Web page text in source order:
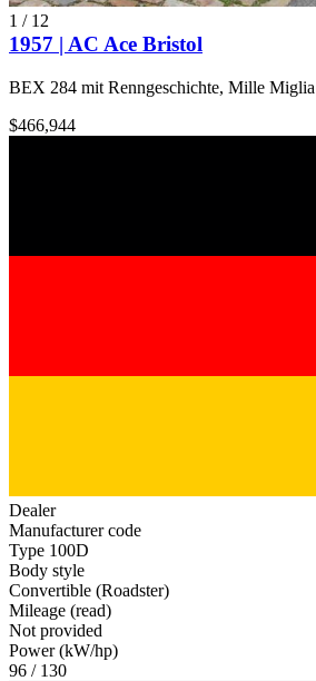
1 / 12
1957 | AC Ace Bristol
BEX 284 mit Renngeschichte, Mille
$466,944
Dealer
Manufacturer code
Type 100D
Body style
Convertible (Roadster)
Mileage (read)
Not provided
Power (kW/hp)
96 / 130